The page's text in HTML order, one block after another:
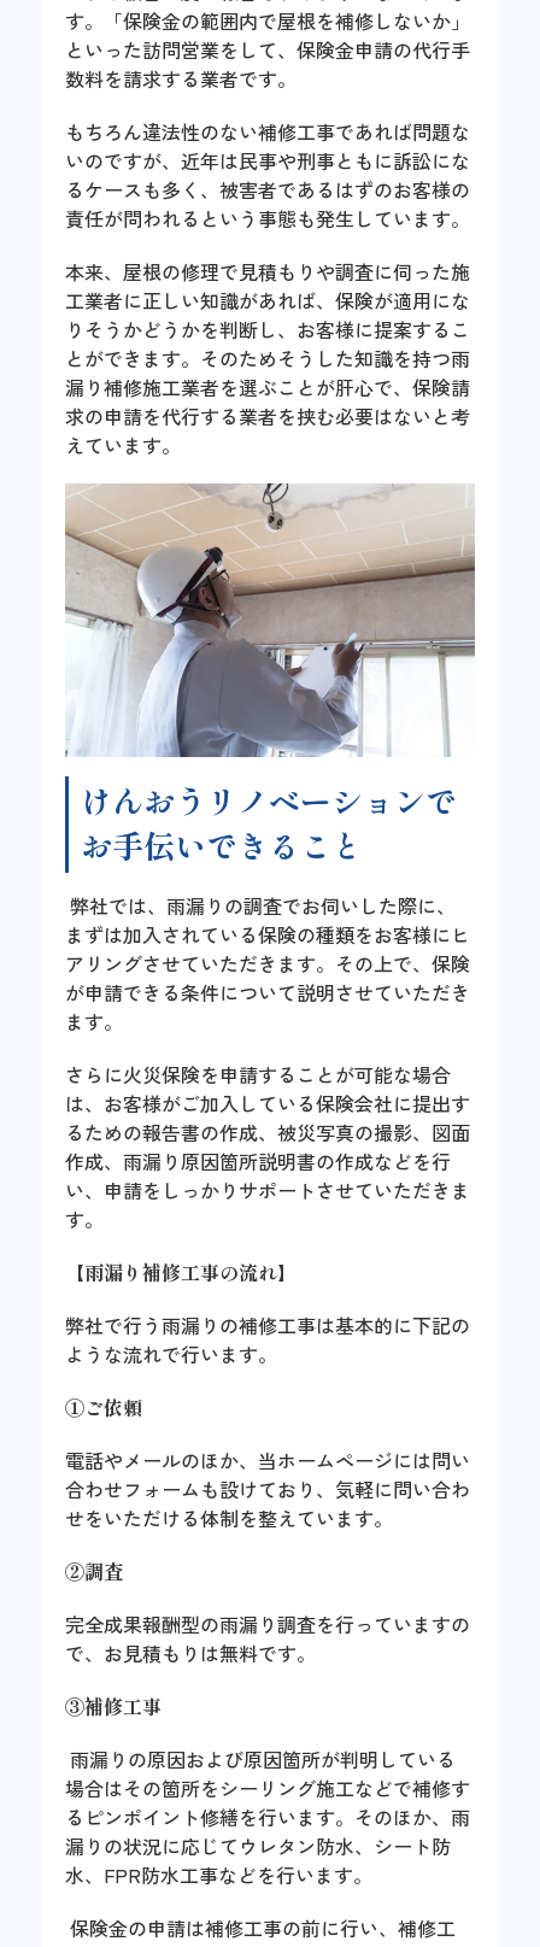
す。「保険金の範囲内で屋根を補修しないか」
といった訪問営業をして、保険金申請の代行手
数料を請求する業者です。
もちろん違法性のない補修工事であれば問題な
いのですが、近年は民事や刑事ともに訴訟にな
るケースも多く、被害者であるはずのお客様の
責任が問われるという事態も発生しています。
本来、屋根の修理で見積もりや調査に伺った施
工業者に正しい知識があれば、保険が適用にな
りそうかどうかを判断し、お客様に提案するこ
とができます。そのためそうした知識を持つ雨
漏り補修施工業者を選ぶことが肝心で、保険請
求の申請を代行する業者を挟む必要はないと考
えています。
けんおうリノベーションで
お手伝いできること
弊社では、雨漏りの調査でお伺いした際に、
まずは加入されている保険の種類をお客様にヒ
アリングさせていただきます。その上で、保険
が申請できる条件について説明させていただき
ます。
さらに火災保険を申請することが可能な場合
は、お客様がご加入している保険会社に提出す
るための報告書の作成、被災写真の撮影、図面
作成、雨漏り原因箇所説明書の作成などを行
い、申請をしっかりサポートさせていただきま
す。
【雨漏り補修工事の流れ】
弊社で行う雨漏りの補修工事は基本的に下記の
ような流れで行います。
①ご依頼
電話やメールのほか、当ホームページには問い
合わせフォームも設けており、気軽に問い合わ
せをいただける体制を整えています。
②調査
完全成果報酬型の雨漏り調査を行っていますの
で、お見積もりは無料です。
③補修工事
雨漏りの原因および原因箇所が判明している
場合はその箇所をシーリング施工などで補修す
るピンポイント修繕を行います。そのほか、雨
漏りの状況に応じてウレタン防水、シート防
水、FPR防水工事などを行います。
保険金の申請は補修工事の前に行い、補修工